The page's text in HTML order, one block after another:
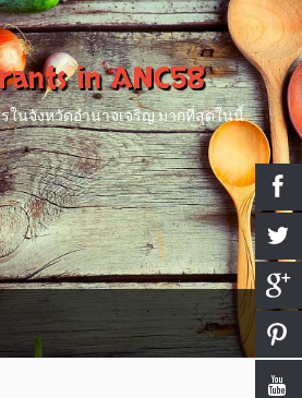
in ANC58
ในจังหวัดอำนาจเจริญ มากที่สุดในนี้